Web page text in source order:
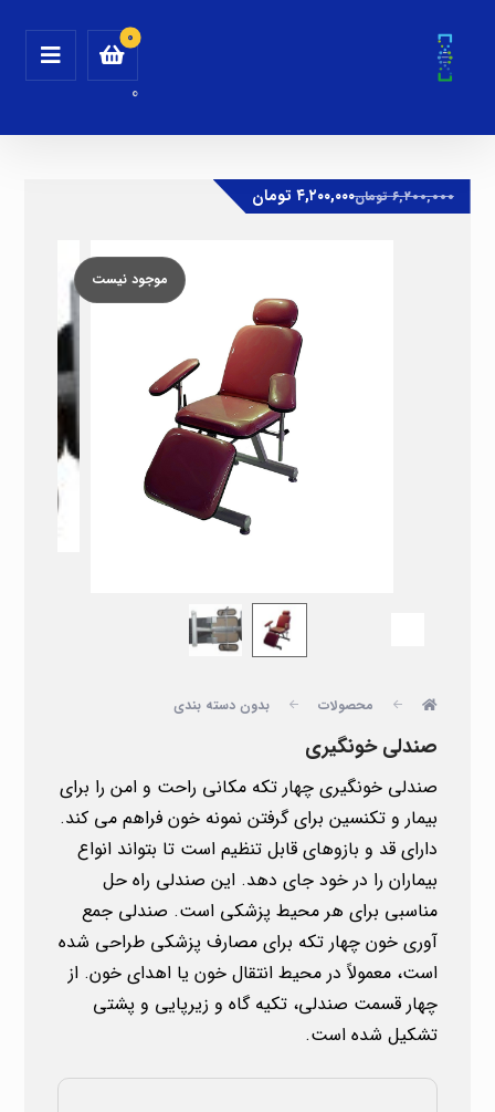
0
موجود نیست
محصولات بدون دسته بندی
صندلی خونگیری
۶,۲۰۰,۰۰۰تومان۴,۲۰۰,۰۰۰ تومان
صندلی خونگیری چهار تکه مکانی راحت و امن را برای
بیمار و تکنسین برای گرفتن نمونه خون فراهم می کند.
دارای قد و بازوهای قابل تنظیم است تا بتواند انواع
بیماران را در خود جای دهد. این صندلی راه حل
مناسبی برای هر محیط پزشکی است. صندلی جمع
آوری خون چهار تکه برای مصارف پزشکی طراحی شده
است، معمولاً در محیط انتقال خون یا اهدای خون. از
چهار قسمت صندلی، تکیه گاه و زیرپایی و پشتی
تشکیل شده است.